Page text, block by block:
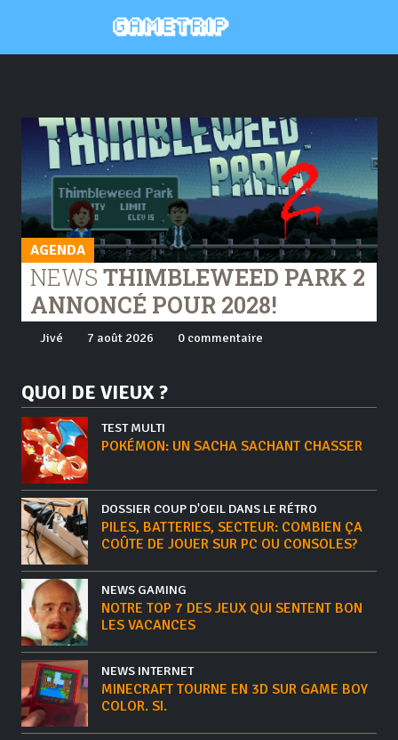
AGENDA
NEWS THIMBLEWEED PARK 2
ANNONCÉ POUR 2028!
Jivé 7 août 2026 0 commentaire
QUOI DE VIEUX ?
TEST MULTI
POKÉMON: UN SACHA SACHANT CHASSER
DOSSIER COUP D'OEIL DANS LE RÉTRO
PILES, BATTERIES, SECTEUR: COMBIEN ÇA
COÛTE DE JOUER SUR PC OU CONSOLES?
NEWS GAMING
NOTRE TOP 7 DES JEUX QUI SENTENT BON
LES VACANCES
NEWS INTERNET
MINECRAFT TOURNE EN 3D SUR GAME BOY
COLOR. SI.